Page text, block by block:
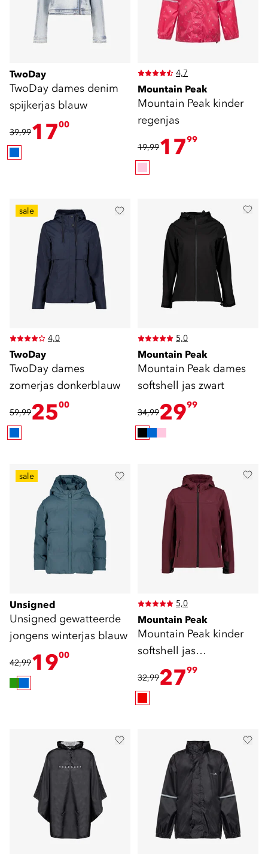
TwoDay
TwoDay dames denim
spijkerjas blauw
39,991700
4,7
Mountain Peak
Mountain Peak kinder
regenjas
19,991799
sale
4,0
TwoDay
TwoDay dames
zomerjas donkerblauw
59,992500
5,0
Mountain Peak
Mountain Peak dames
softshell jas zwart
34,992999
sale
Unsigned
Unsigned gewatteerde
jongens winterjas blauw
42,991900
5,0
Mountain Peak
Mountain Peak kinder
softshell jas
bordeauxrood
32,992799